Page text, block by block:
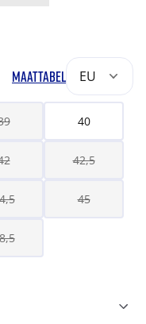
MAATTABEL EU
40
42,5
45